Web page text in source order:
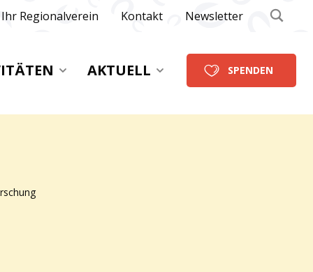
Ihr Regionalverein Kontakt Newsletter
AKTUELL SPENDEN